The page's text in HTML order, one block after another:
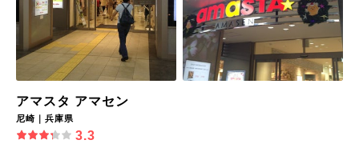
アマスタ アマセン
尼崎｜兵庫県
3.3